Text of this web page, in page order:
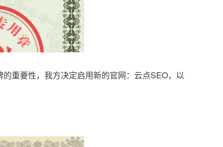
重要性，我方决定启用新的官网：云点SEO，以